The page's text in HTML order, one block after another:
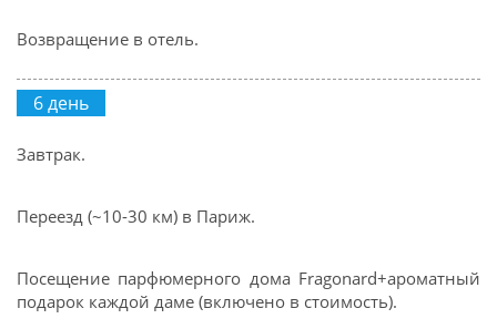
Возвращение в отель.
6 день
Завтрак.
Переезд (~10-30 км) в Париж.
Посещение парфюмерного дома Fragonard+ароматный
подарок каждой даме (включено в стоимость).